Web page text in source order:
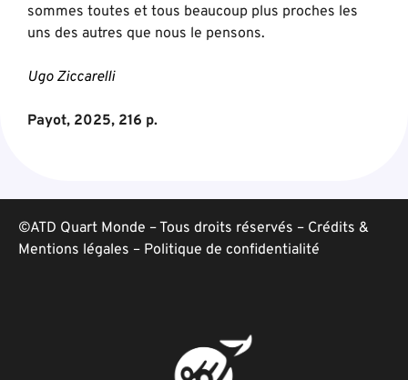
sommes toutes et tous beaucoup plus proches les
uns des autres que nous le pensons.
Ugo Ziccarelli
Payot, 2025, 216 p.
©ATD Quart Monde – Tous droits réservés – Crédits &
Mentions légales – Politique de confidentialité